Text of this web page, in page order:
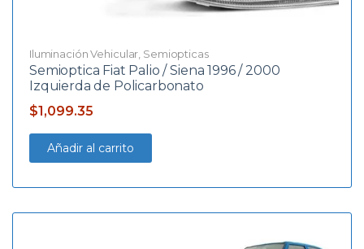
Iluminación Vehicular Semiopticas
Semioptica Fiat Palio / Siena 1996 / 2000
Izquierda de Policarbonato
$1,099.35
Añadir al carrito